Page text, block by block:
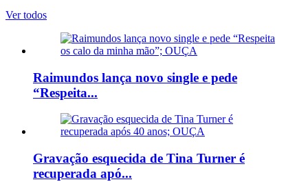
Ver todos
Raimundos lança novo single e pede
“Respeita...
Gravação esquecida de Tina Turner é
recuperada apó...